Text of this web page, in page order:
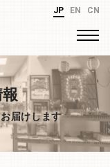
JP EN CN
届けします